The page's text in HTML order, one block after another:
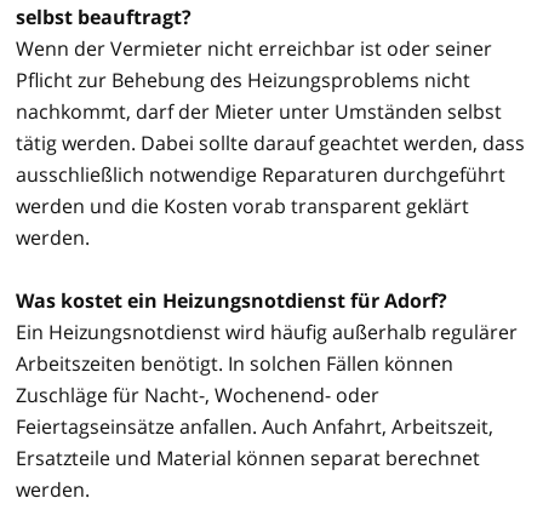
selbst beauftragt?
Wenn der Vermieter nicht erreichbar ist oder seiner
Pflicht zur Behebung des Heizungsproblems nicht
nachkommt, darf der Mieter unter Umständen selbst
tätig werden. Dabei sollte darauf geachtet werden, dass
ausschließlich notwendige Reparaturen durchgeführt
werden und die Kosten vorab transparent geklärt
werden.
Was kostet ein Heizungsnotdienst für Adorf?
Ein Heizungsnotdienst wird häufig außerhalb regulärer
Arbeitszeiten benötigt. In solchen Fällen können
Zuschläge für Nacht-, Wochenend- oder
Feiertagseinsätze anfallen. Auch Anfahrt, Arbeitszeit,
Ersatzteile und Material können separat berechnet
werden.